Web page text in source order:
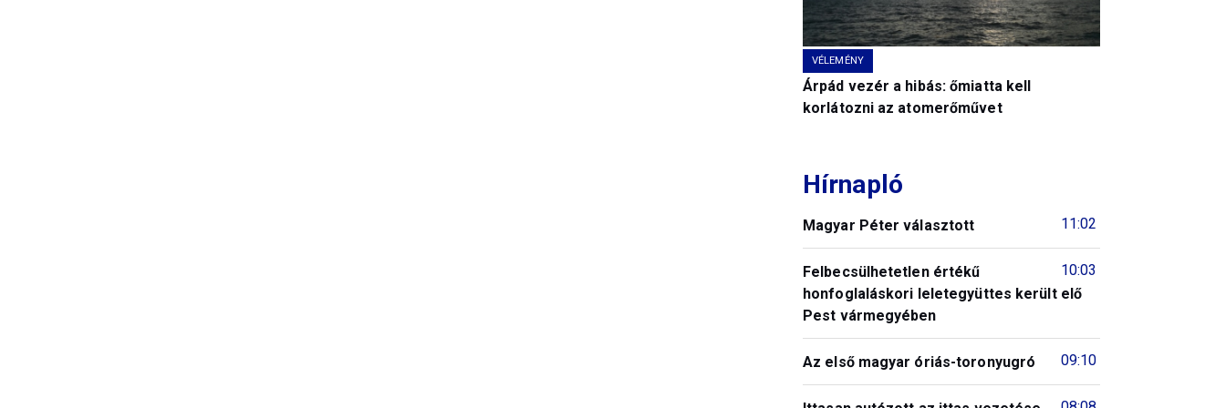
VÉLEMÉNY
Árpád vezér a hibás: őmiatta kell
korlátozni az atomerőművet
Hírnapló
11:02
Magyar Péter választott
10:03
Felbecsülhetetlen értékű
honfoglaláskori leletegyüttes került elő
Pest vármegyében
09:10
Az első magyar óriás-toronyugró